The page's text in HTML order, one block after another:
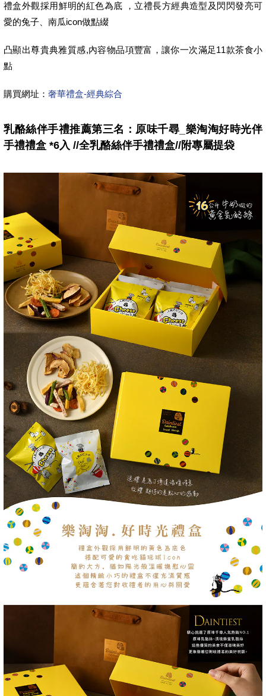
禮盒外觀採用鮮明的紅色為底 ，立禮長方經典造型及閃閃發亮可
愛的兔子、南瓜icon做點綴
凸顯出尊貴典雅質感,內容物品項豐富，讓你一次滿足11款茶食小
點
購買網址： 奢華禮盒-經典綜合
乳酪絲伴手禮推薦第三名：原味千尋_樂淘淘好時光伴
手禮禮盒 *6入 //全乳酪絲伴手禮禮盒//附專屬提袋